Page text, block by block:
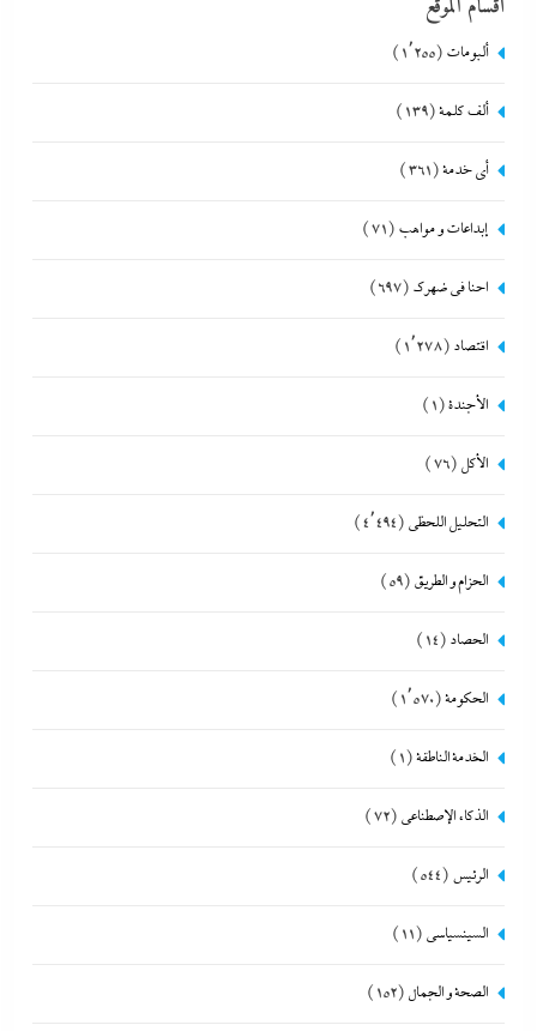
ألبومات (1٬255)
ألف كلمة(139)
أي خدمة(361)
إبداعات و مواهب (71)
احنا في ضهرك (697)
اقتصاد (1٬278)
الأجندة(1)
الأكل (76)
التحليل اللحظي (4٬494)
الحزام و الطريق (59)
الحصاد (14)
الحكومة(1٬570)
الخدمة الناطقة(1)
الذكاء الإصطناعي (72)
الرئيس (544)
السينسياسي (11)
الصحة و الجمال (152)